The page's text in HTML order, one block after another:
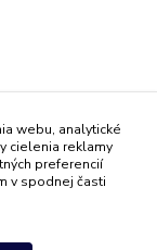
webu, analytické
cielenia reklamy
preferencií
v spodnej časti